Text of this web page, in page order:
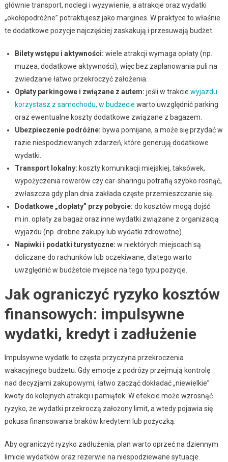
głównie transport, noclegi i wyżywienie, a atrakcje oraz wydatki
„okołopodróżne” potraktujesz jako margines. W praktyce to właśnie
te dodatkowe pozycje najczęściej zaskakują i przesuwają budżet.
Bilety wstępu i aktywności: wiele atrakcji wymaga opłaty (np.
muzea, dodatkowe aktywności), więc bez zaplanowania puli na
zwiedzanie łatwo przekroczyć założenia.
Opłaty parkingowe i związane z autem: jeśli w trakcie wyjazdu
korzystasz z samochodu, w budżecie warto uwzględnić parking
oraz ewentualne koszty dodatkowe związane z bagażem.
Ubezpieczenie podróżne: bywa pomijane, a może się przydać w
razie niespodziewanych zdarzeń, które generują dodatkowe
wydatki.
Transport lokalny: koszty komunikacji miejskiej, taksówek,
wypożyczenia rowerów czy car-sharingu potrafią szybko rosnąć,
zwłaszcza gdy plan dnia zakłada częste przemieszczanie się.
Dodatkowe „dopłaty” przy pobycie: do kosztów mogą dojść
m.in. opłaty za bagaż oraz inne wydatki związane z organizacją
wyjazdu (np. drobne zakupy lub wydatki zdrowotne).
Napiwki i podatki turystyczne: w niektórych miejscach są
doliczane do rachunków lub oczekiwane, dlatego warto
uwzględnić w budżetcie miejsce na tego typu pozycje.
Jak ograniczyć ryzyko kosztów
finansowych: impulsywne
wydatki, kredyt i zadłużenie
Impulsywne wydatki to częsta przyczyna przekroczenia
wakacyjnego budżetu. Gdy emocje z podróży przejmują kontrolę
nad decyzjami zakupowymi, łatwo zacząć dokładać „niewielkie”
kwoty do kolejnych atrakcji i pamiątek. W efekcie może wzrosnąć
ryzyko, że wydatki przekroczą założony limit, a wtedy pojawia się
pokusa finansowania braków kredytem lub pożyczką.
Aby ograniczyć ryzyko zadłużenia, plan warto oprzeć na dziennym
limicie wydatków oraz rezerwie na niespodziewane sytuacje.